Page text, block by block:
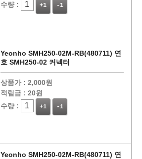
수량 :
+1 -1
Yeonho SMH250-02M-RB(480711) 연
호 SMH250-02 커넥터
상품가 : 2,000원
적립금 : 20원
수량 :
+1 -1
Yeonho SMH250-02M-RB(480711) 연